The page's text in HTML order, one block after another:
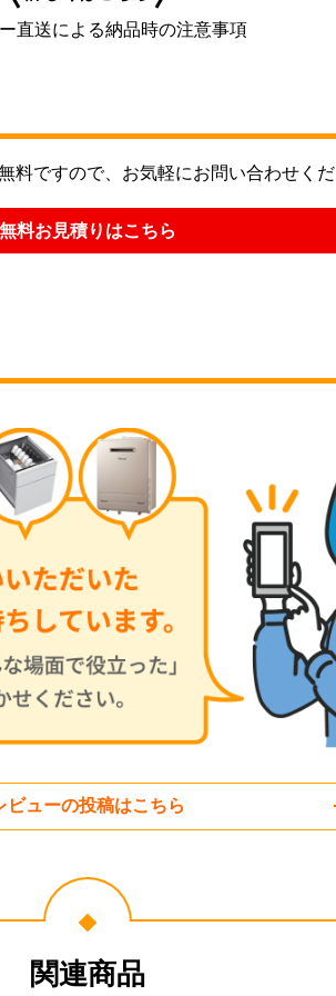
料ですので、お気軽にお問い合わせく
無料お見積りはこちら
ビューの投稿はこちら
関連商品